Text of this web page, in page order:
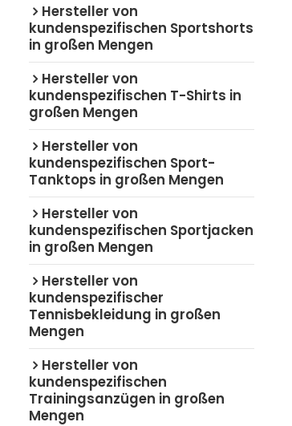
Hersteller von
kundenspezifischen Sportshorts
in großen Mengen
Hersteller von
kundenspezifischen T-Shirts in
großen Mengen
Hersteller von
kundenspezifischen Sport-
Tanktops in großen Mengen
Hersteller von
kundenspezifischen Sportjacken
in großen Mengen
Hersteller von
kundenspezifischer
Tennisbekleidung in großen
Mengen
Hersteller von
kundenspezifischen
Trainingsanzügen in großen
Mengen